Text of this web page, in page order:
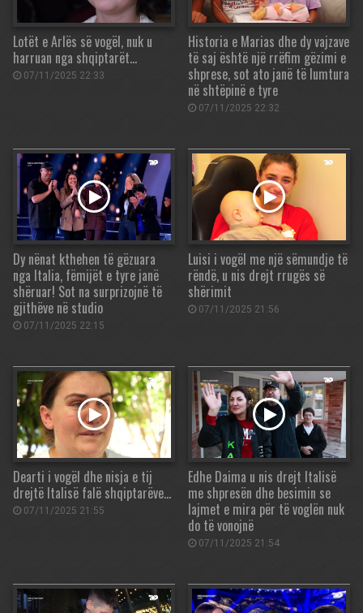
Lotët e Arlës së vogël, nuk u
harruan nga shqiptarët…
07/11/2025 22:33
Historia e Marias dhe dy vajzave
të saj është një rrëfim gëzimi e
shprese, sot ato janë të lumtura
në shtëpinë e tyre
07/11/2025 22:32
Dy nënat kthehen të gëzuara
nga Italia, fëmijët e tyre janë
shëruar! Sot na surprizojnë të
gjithëve në studio
07/11/2025 22:15
Luisi i vogël me një sëmundje të
rëndë, u nis drejt rrugës së
shërimit
07/11/2025 21:56
Dearti i vogël dhe nisja e tij
drejtë Italisë falë shqiptarëve…
07/11/2025 21:55
Edhe Daima u nis drejt Italisë
me shpresën dhe besimin se
lajmet e mira për të voglën nuk
do të vonojnë
07/11/2025 21:54